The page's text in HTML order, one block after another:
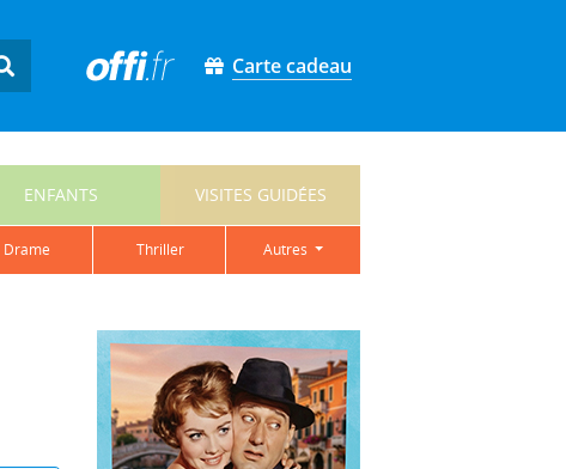
Carte cadeau
ENFANTS VISITES GUIDÉES
drame thriller autres